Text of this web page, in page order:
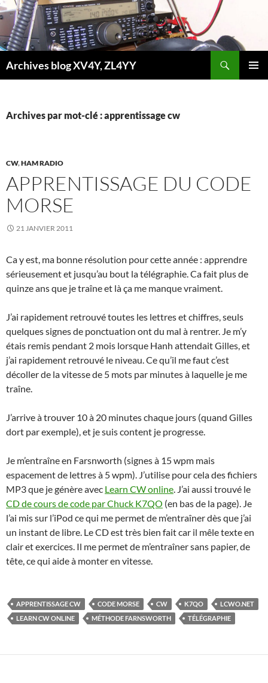
Aller
au
contenu
Archives blog XV4Y, ZL4YY
Archives par mot-clé : apprentissage cw
CW,HAM RADIO
APPRENTISSAGE DU CODE
MORSE
21 JANVIER 2011
Ca y est, ma bonne résolution pour cette année : apprendre
sérieusement et jusqu’au bout la télégraphie. Ca fait plus de
quinze ans que je traîne et là ça me manque vraiment.
J’ai rapidement retrouvé toutes les lettres et chiffres, seuls
quelques signes de ponctuation ont du mal à rentrer. Je m’y
étais remis pendant 2 mois lorsque Hanh attendait Gilles, et
j’ai rapidement retrouvé le niveau. Ce qu’il me faut c’est
décoller de la vitesse de 5 mots par minutes à laquelle je me
traîne.
J’arrive à trouver 10 à 20 minutes chaque jours (quand Gilles
dort par exemple), et je suis content je progresse.
Je m’entraîne en Farsnworth (signes à 15 wpm mais
espacement de lettres à 5 wpm). J’utilise pour cela des fichiers
MP3 que je génère avec Learn CW online. J’ai aussi trouvé le
CD de cours de code par Chuck K7QO (en bas de la page). Je
l’ai mis sur l’iPod ce qui me permet de m’entraîner dès que j’ai
un instant de libre. Le CD est très bien fait car il mêle texte en
clair et exercices. Il me permet de m’entraîner sans papier, de
tête, ce qui aide à monter en vitesse.
APPRENTISSAGE CW CODE MORSE CW K7QO
LCWO.NET
LEARN CW ONLINE
MÉTHODE FARNSWORTH TÉLÉGRAPHIE